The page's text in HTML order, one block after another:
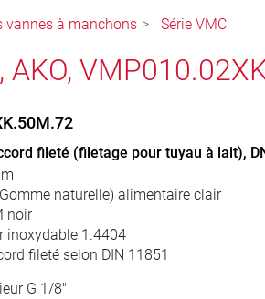
vannes à manchons Série VMC
fileté (filetage pour tuyau à lait),
naturelle) alimentaire clair
noir
inoxydable 1.4404
fileté selon DIN 11851
G 1/8"